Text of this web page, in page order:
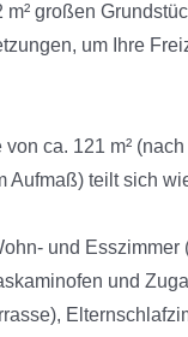
m² großen
um Ihre
ca. 121 m² (nach
Aufmaß) teilt sich
und Esszimmer
und